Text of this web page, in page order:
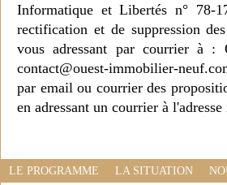
Informatique et Libertés n° 78-
rectification et de suppression
vous adressant par courrier à :
contact@ouest-immobilier-
par email ou courrier des
en adressant un courrier à
LE PROGRAMME LA SITUATION